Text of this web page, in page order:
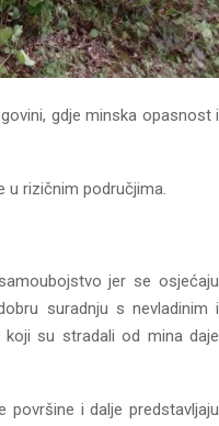
gdje minska opasnost i
u rizičnim područjima.
jer se osjećaju
suradnju s nevladinim i
su stradali od mina daje
površine i dalje predstavljaju